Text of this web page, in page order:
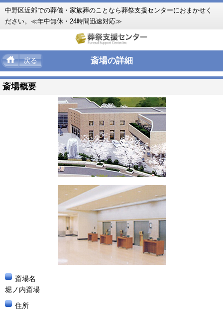
中野区近郊での葬儀・家族葬のことなら葬祭支援センターにおまかせく
ださい。≪年中無休・24時間迅速対応≫
戻る 斎場の詳細
斎場概要
斎場名
堀ノ内斎場
住所